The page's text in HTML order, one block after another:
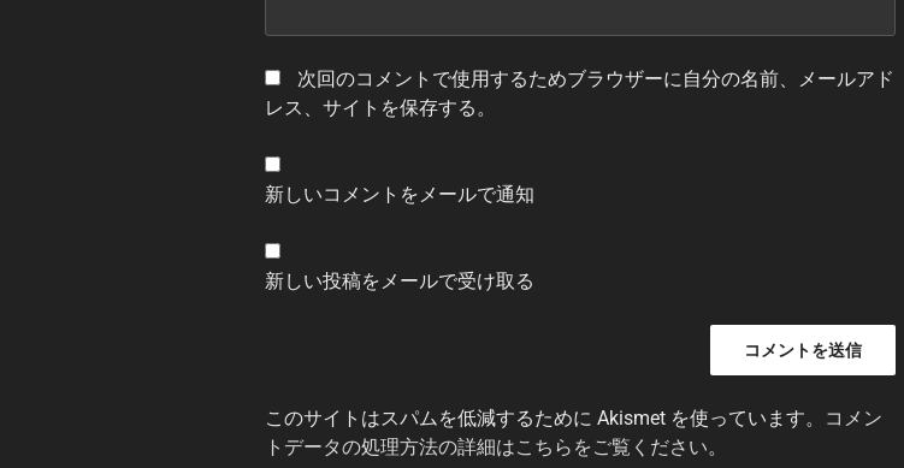
次回のコメントで使用するためブラウザーに自分の名前、メールアド
レス、サイトを保存する。
新しいコメントをメールで通知
新しい投稿をメールで受け取る
このサイトはスパムを低減するために Akismet を使っています。
コメン
トデータの処理方法の詳細はこちらをご覧ください。